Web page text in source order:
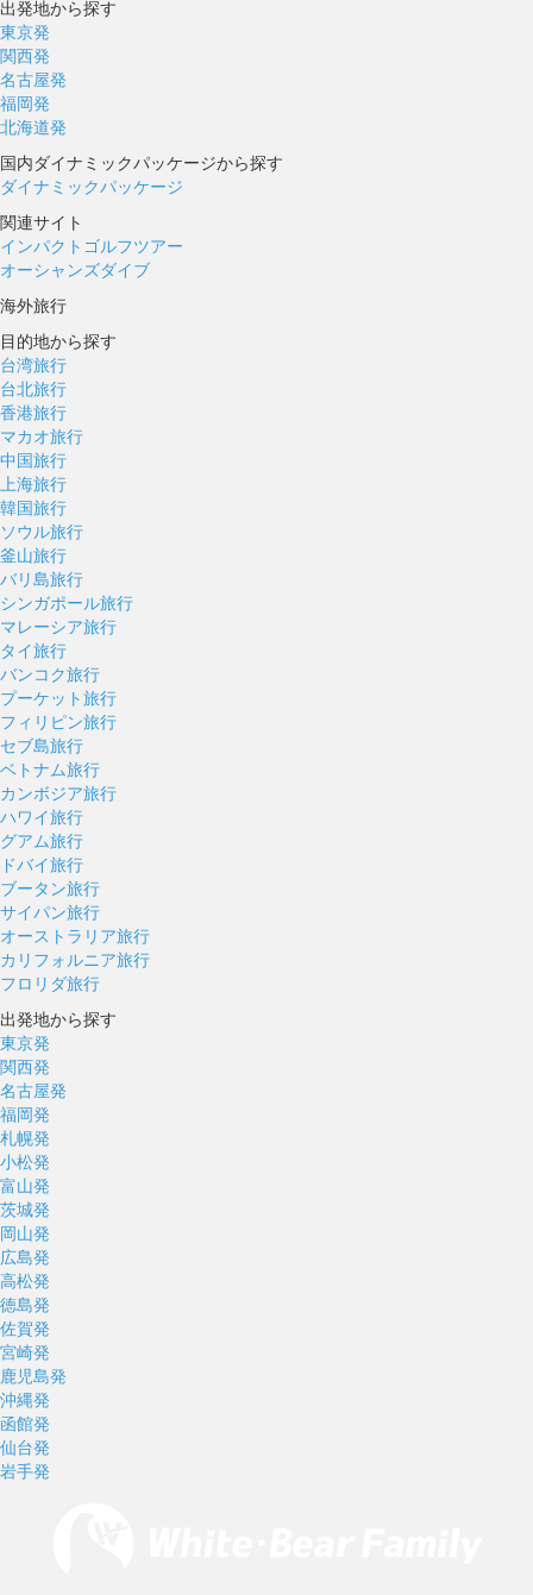
出発地から探す
東京発
関西発
名古屋発
福岡発
北海道発
国内ダイナミックパッケージから探す
ダイナミックパッケージ
関連サイト
インパクトゴルフツアー
オーシャンズダイブ
海外旅行
目的地から探す
台湾旅行
台北旅行
香港旅行
マカオ旅行
中国旅行
上海旅行
韓国旅行
ソウル旅行
釜山旅行
バリ島旅行
シンガポール旅行
マレーシア旅行
タイ旅行
バンコク旅行
プーケット旅行
フィリピン旅行
セブ島旅行
ベトナム旅行
カンボジア旅行
ハワイ旅行
グアム旅行
ドバイ旅行
ブータン旅行
サイパン旅行
オーストラリア旅行
カリフォルニア旅行
フロリダ旅行
出発地から探す
東京発
関西発
名古屋発
福岡発
札幌発
小松発
富山発
茨城発
岡山発
広島発
高松発
徳島発
佐賀発
宮崎発
鹿児島発
沖縄発
函館発
仙台発
岩手発